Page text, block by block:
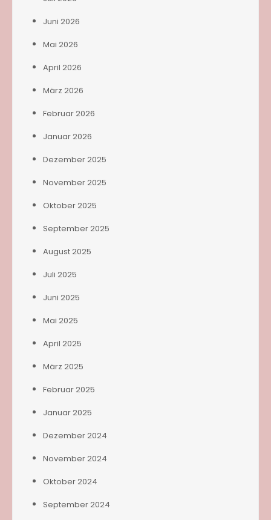
Juni 2026
Mai 2026
April 2026
März 2026
Februar 2026
Januar 2026
Dezember 2025
November 2025
Oktober 2025
September 2025
August 2025
Juli 2025
Juni 2025
Mai 2025
April 2025
März 2025
Februar 2025
Januar 2025
Dezember 2024
November 2024
Oktober 2024
September 2024